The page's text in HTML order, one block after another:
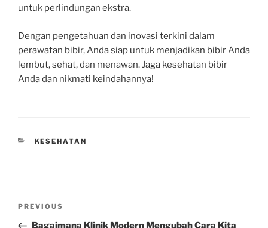
untuk perlindungan ekstra.
Dengan pengetahuan dan inovasi terkini dalam
perawatan bibir, Anda siap untuk menjadikan bibir Anda
lembut, sehat, dan menawan. Jaga kesehatan bibir
Anda dan nikmati keindahannya!
CATEGORIES
KESEHATAN
Previous
Post
PREVIOUS
Bagaimana Klinik Modern Mengubah Cara Kita